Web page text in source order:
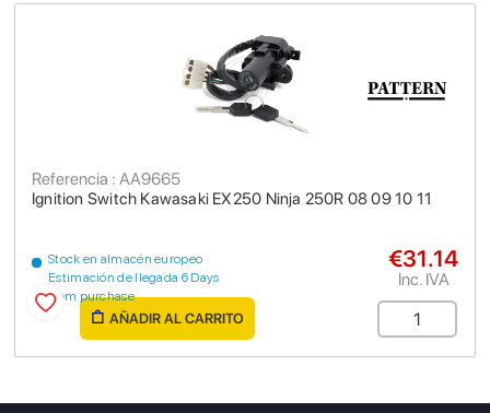
Ignition Switch Kawasaki EX250 Ninja 250R 08 09 10 11
Referencia : AA9665
Stock en almacén europeo
Estimación de llegada 6 Days
from purchase
€31.14
Inc. IVA
AÑADIR AL CARRITO